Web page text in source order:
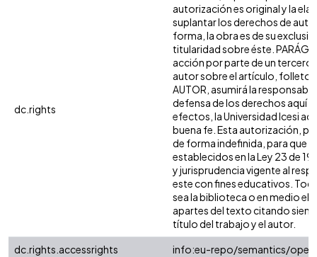
dc.rights
autorización es original y la
suplantar los derechos de
forma, la obra es de su
titularidad sobre éste.
acción por parte de un tercero
autor sobre el artículo, folleto
AUTOR, asumirá la
defensa de los derechos aquí
efectos, la Universidad Icesi
buena fe. Esta autorización,
de forma indefinida, para que
establecidos en la Ley 23 de
y jurisprudencia vigente al
este con fines educativos.
sea la biblioteca o en medio
apartes del texto citando
título del trabajo y el autor.
dc.rights.accessrights
info:eu-repo/semantics/